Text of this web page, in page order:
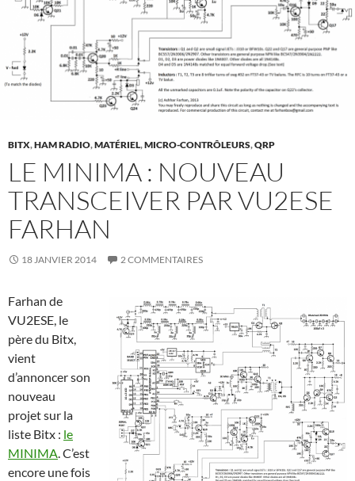
BITX,HAM RADIO,MATÉRIEL,MICRO-CONTRÔLEURS,QRP
LE MINIMA : NOUVEAU
TRANSCEIVER PAR VU2ESE
FARHAN
18 JANVIER 2014 2 COMMENTAIRES
Farhan de
VU2ESE, le
père du Bitx,
vient
d’annoncer son
nouveau
projet sur la
liste Bitx : le
MINIMA. C’est
encore une fois